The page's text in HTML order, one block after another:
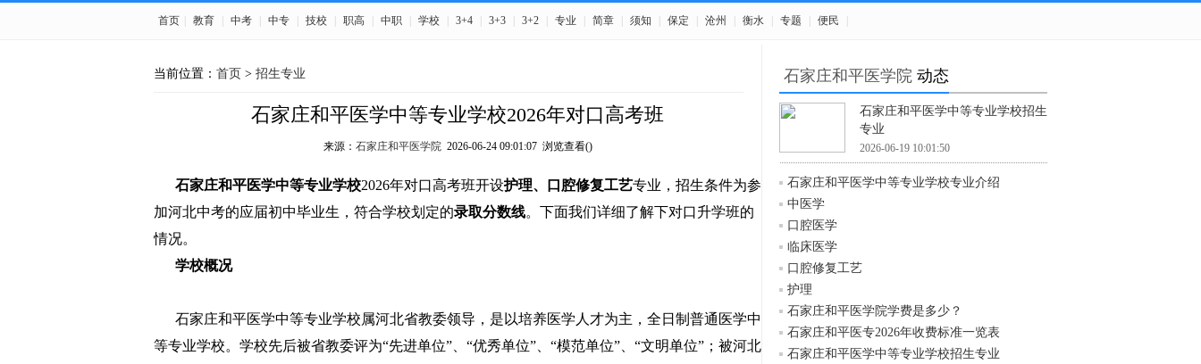
首页 教育 中考 中专 技校 职高 中职 学校 3+4 3+3 3+2 专业 简章 须知 保定 沧州 衡水 专题 便民
当前位置： 首页 > 招生专业
石家庄和平医学中等专业学校2026年对口高考班
来源： 石家庄和平医学院2026-06-24 09:01:07 浏览查看()
石家庄和平医学中等专业学校2026年对口高考班开设护理、口腔修复工艺专业，招生条件为参
加河北中考的应届初中毕业生，符合学校划定的录取分数线。下面我们详细了解下对口升学班的
情况。
学校概况
石家庄和平医学中等专业学校属河北省教委领导，是以培养医学人才为主，全日制普通医学中
等专业学校。学校先后被省教委评为“先进单位”、“优秀单位”、“模范单位”、“文明单位”；被河北
石家庄和平医学院 动态
石家庄和平医学中等专业学校招生
专业
2026-06-19 10:01:50
石家庄和平医学中等专业学校专业介绍
中医学
口腔医学
临床医学
口腔修复工艺
护理
石家庄和平医学院学费是多少？
石家庄和平医专2026年收费标准一览表
石家庄和平医学中等专业学校招生专业